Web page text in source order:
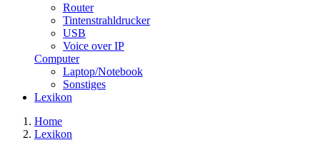
Router
Tintenstrahldrucker
USB
Voice over IP
Computer
Laptop/Notebook
Sonstiges
Lexikon
Home
Lexikon